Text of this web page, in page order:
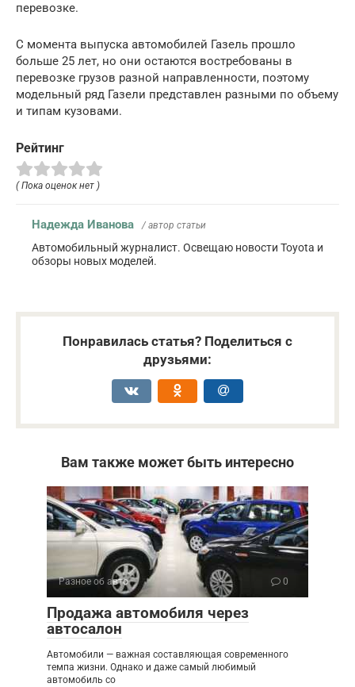
перевозке.
С момента выпуска автомобилей Газель прошло
больше 25 лет, но они остаются востребованы в
перевозке грузов разной направленности, поэтому
модельный ряд Газели представлен разными по объему
и типам кузовами.
Рейтинг
( Пока оценок нет )
Надежда Иванова / автор статьи
Автомобильный журналист. Освещаю новости Toyota и
обзоры новых моделей.
Понравилась статья? Поделиться с
друзьями:
Вам также может быть интересно
Разное об авто 0
Продажа автомобиля через
автосалон
Автомобили — важная составляющая современного
темпа жизни. Однако и даже самый любимый
автомобиль со